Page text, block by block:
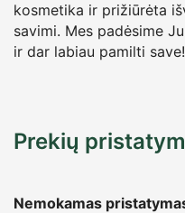
kosmetika ir prižiūrėta
savimi. Mes padėsime
ir dar labiau pamilti save!
Prekių
Nemokamas